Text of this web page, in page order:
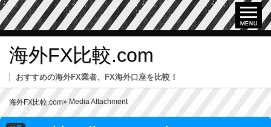
海外FX比較.com
おすすめの海外FX業者、FX海外口座を比較！
海外FX比較.com» Media Attachment